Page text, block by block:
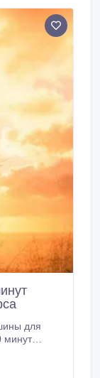
для
минут
ауры